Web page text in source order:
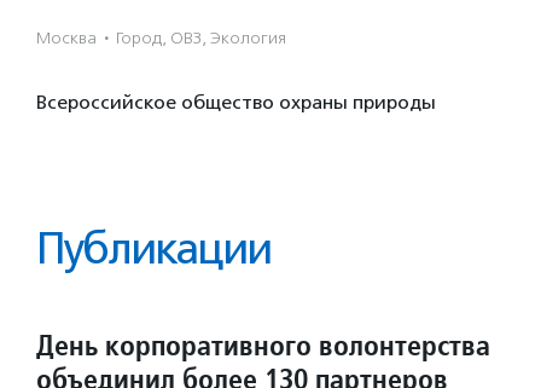
Москва · Город, ОВЗ, Экология
Всероссийское общество охраны природы
Публикации
День корпоративного волонтерства
объединил более 130 партнеров